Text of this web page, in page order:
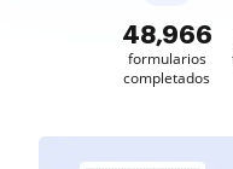
48,966
formularios
completados